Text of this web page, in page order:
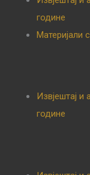
године
Материјали
Извјештај
године